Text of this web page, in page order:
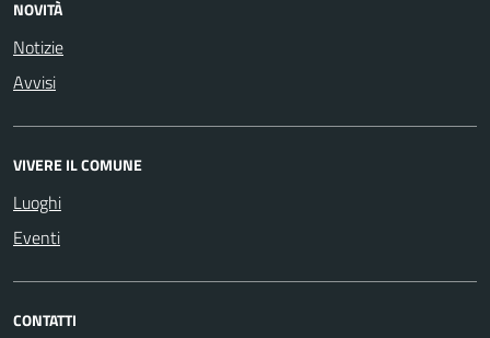
NOVITÀ
Notizie
Avvisi
VIVERE IL COMUNE
Luoghi
Eventi
CONTATTI